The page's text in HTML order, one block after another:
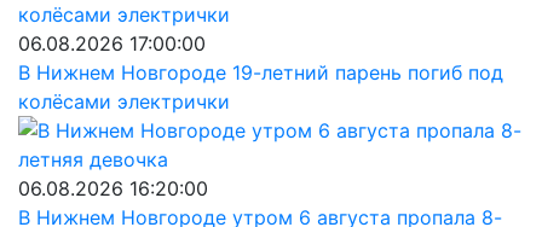
06.08.2026 17:00:00
В Нижнем Новгороде 19-летний парень погиб под
колёсами электрички
06.08.2026 16:20:00
В Нижнем Новгороде утром 6 августа пропала 8-